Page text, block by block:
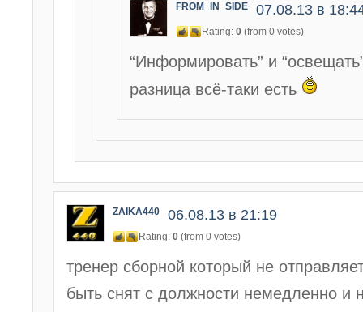
FROM_IN_SIDE 07.08.13 в
Rating: 0 (from 0 votes)
“Информировать” и
разница всё-таки есть
ZAIKA440 06.08.13 в 21:19
Rating: 0 (from 0 votes)
тренер сборной который не
быть снят с должности немедленно и